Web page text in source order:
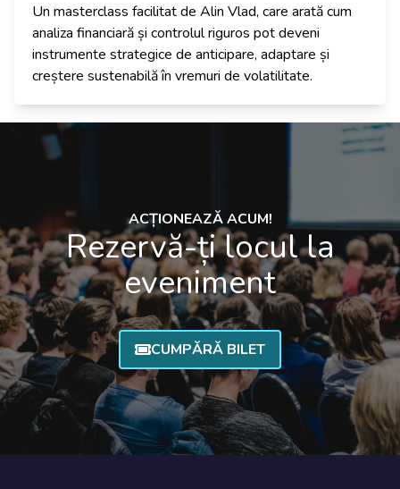
Un masterclass facilitat de Alin Vlad, care arată cum
analiza financiară și controlul riguros pot deveni
instrumente strategice de anticipare, adaptare și
creștere sustenabilă în vremuri de volatilitate.
ACȚIONEAZĂ ACUM!
Rezervă-ți locul la
eveniment
CUMPĂRĂ BILET